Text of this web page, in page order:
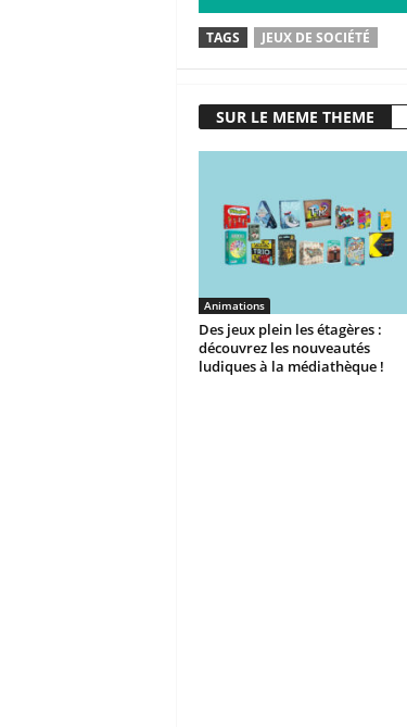
TAGS JEUX DE SOCIÉTÉ
SUR LE MEME THEME
Animations
Des jeux plein les étagères :
découvrez les nouveautés
ludiques à la médiathèque !